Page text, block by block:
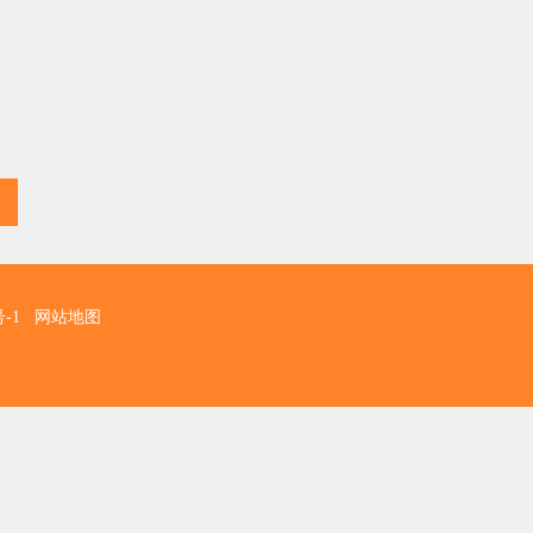
-1
网站地图